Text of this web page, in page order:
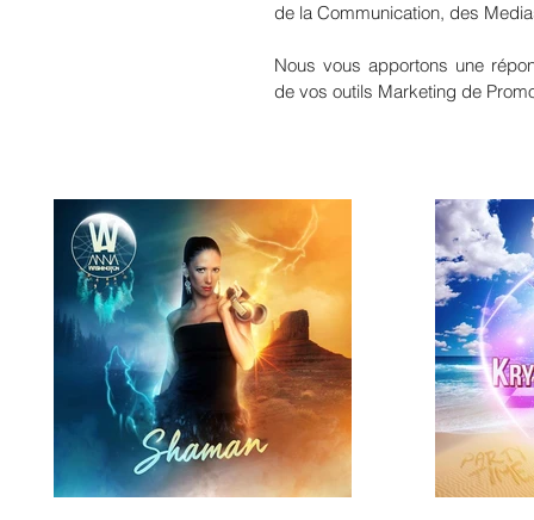
de la Communication, des
Nous vous apportons une
de vos outils Marketing de